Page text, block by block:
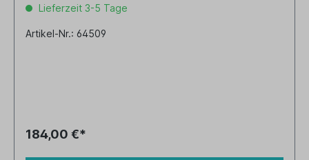
Lieferzeit 3-5 Tage
Artikel-Nr.: 64509
184,00 €*